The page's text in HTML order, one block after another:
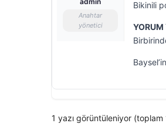
Anahtar
yönetici
Bikinili
YORUM
1 yazı görüntüleniyor (toplam